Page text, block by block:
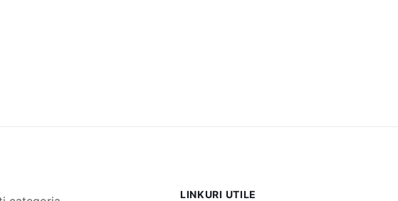
LINKURI UTILE